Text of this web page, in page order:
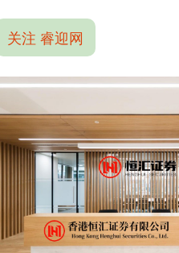
关注 睿迎网